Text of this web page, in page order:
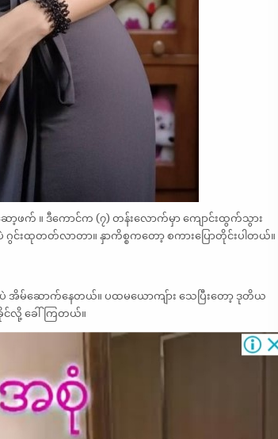
က် ။ ဒီကောင်က (၇) တန်းလောက်မှာ ကျောင်းထွက်သွား
င်းထုတတ်လာတာ။ နှာကိစ္စကတော့ စကားပြောတိုင်းပါတယ်။
မ်ဆောက်နေတယ်။ ပထမယောကျ်ား သေပြီးတော့ ဒုတိယ
င်လို့ ခေါ်ကြတယ်။